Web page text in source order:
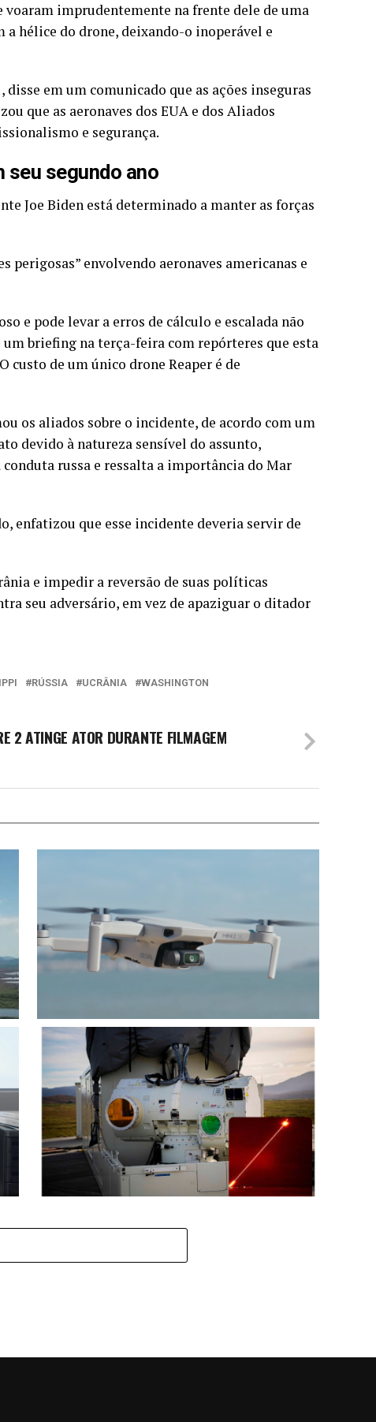
voaram imprudentemente na frente dele de uma
hélice do drone, deixando-o inoperável e
disse em um comunicado que as ações inseguras
que as aeronaves dos EUA e dos Aliados
e segurança.
seu segundo ano
Joe Biden está determinado a manter as forças
perigosas” envolvendo aeronaves americanas e
e pode levar a erros de cálculo e escalada não
briefing na terça-feira com repórteres que esta
de um único drone Reaper é de
os aliados sobre o incidente, de acordo com um
devido à natureza sensível do assunto,
russa e ressalta a importância do Mar
enfatizou que esse incidente deveria servir de
e impedir a reversão de suas políticas
seu adversário, em vez de apaziguar o ditador
RÚSSIA UCRÂNIA WASHINGTON
2 ATINGE ATOR DURANTE FILMAGEM
DJI Lança Atualização de Firmware para Mini 2 SE, em
Conformidade com Novas Regulamentações na China
Tecnologia para Neutralizar Drones